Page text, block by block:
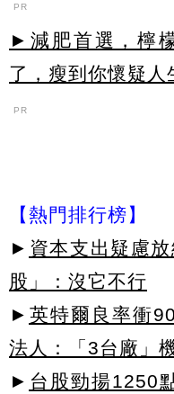
PR
►減肥首選，檸
了，瘦到你懷疑人
PR
【熱門排行榜】
► 資本支出疑慮
股」：沒它不行
► 英特爾良率衝
法人：「3台廠」
► 台股勁揚1250